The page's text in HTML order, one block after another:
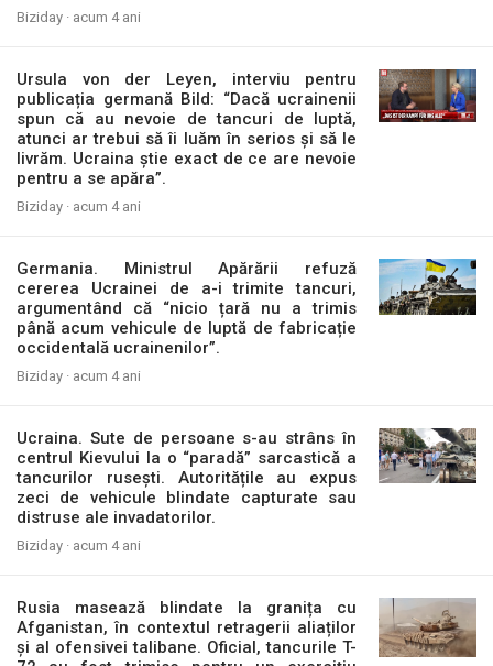
Biziday · acum 4 ani
Ursula von der Leyen, interviu pentru
publicația germană Bild: “Dacă ucrainenii
spun că au nevoie de tancuri de luptă,
atunci ar trebui să îi luăm în serios și să le
livrăm. Ucraina știe exact de ce are nevoie
pentru a se apăra”.
Biziday · acum 4 ani
Germania. Ministrul Apărării refuză
cererea Ucrainei de a-i trimite tancuri,
argumentând că “nicio țară nu a trimis
până acum vehicule de luptă de fabricație
occidentală ucrainenilor”.
Biziday · acum 4 ani
Ucraina. Sute de persoane s-au strâns în
centrul Kievului la o “paradă” sarcastică a
tancurilor rusești. Autoritățile au expus
zeci de vehicule blindate capturate sau
distruse ale invadatorilor.
Biziday · acum 4 ani
Rusia masează blindate la granița cu
Afganistan, în contextul retragerii aliaților
și al ofensivei talibane. Oficial, tancurile T-